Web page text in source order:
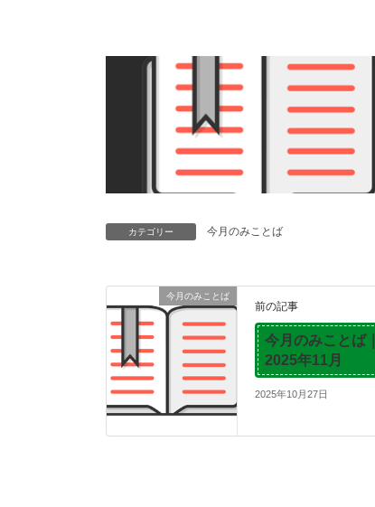
カテゴリー 今月のみことば
今月のみことば
前の記事
今月のみことば｜
2025年11月
2025年10月27日